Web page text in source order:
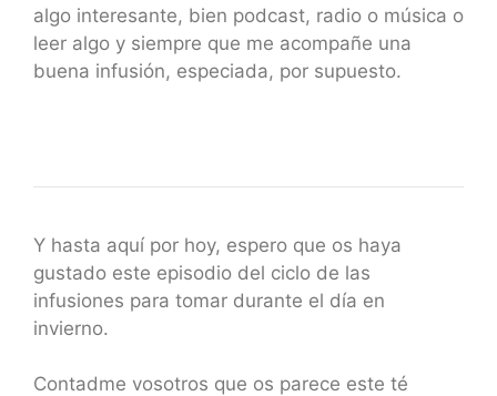
algo interesante, bien podcast, radio o música o
leer algo y siempre que me acompañe una
buena infusión, especiada, por supuesto.
Y hasta aquí por hoy, espero que os haya
gustado este episodio del ciclo de las
infusiones para tomar durante el día en
invierno.
Contadme vosotros que os parece este té